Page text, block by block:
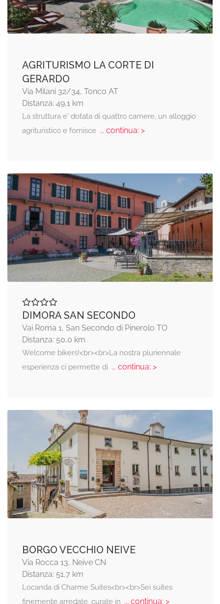
AGRITURISMO LA CORTE DI
GERARDO
Via Milani 32/34, Tonco AT
Distanza: 49,1 km
La struttura e' dotata di quattro camere, un alloggio
agrituristico e fornisce... continua: >
DIMORA SAN SECONDO
Vai Roma 1, San Secondo di Pinerolo TO
Distanza: 50,0 km
Welcome bikers!<br><br>La nostra pluriennale
esperienza ci permette di ... continua: >
BORGO VECCHIO NEIVE
Via Rocca 13, Neive CN
Distanza: 51,7 km
Locanda di Charme Suites<br><br>Sei suites
finemente arredate, curate in ... continua: >